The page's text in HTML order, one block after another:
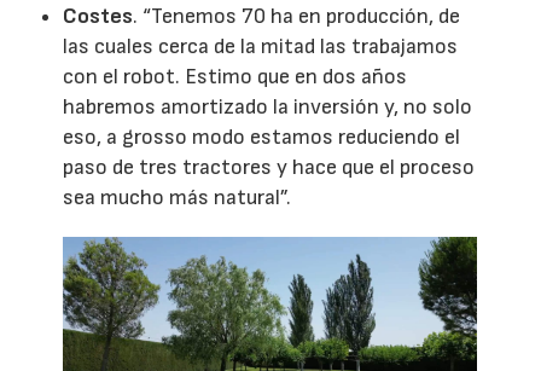
Costes. “Tenemos 70 ha en producción, de
las cuales cerca de la mitad las trabajamos
con el robot. Estimo que en dos años
habremos amortizado la inversión y, no solo
eso, a grosso modo estamos reduciendo el
paso de tres tractores y hace que el proceso
sea mucho más natural”.